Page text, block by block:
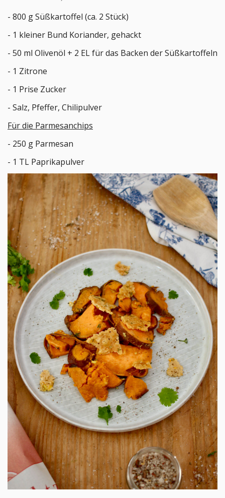
- 800 g Süßkartoffel (ca. 2 Stück)
- 1 kleiner Bund Koriander, gehackt
- 50 ml Olivenöl + 2 EL für das Backen der Süßkartoffeln
- 1 Zitrone
- 1 Prise Zucker
- Salz, Pfeffer, Chilipulver
Für die Parmesanchips
- 250 g Parmesan
- 1 TL Paprikapulver